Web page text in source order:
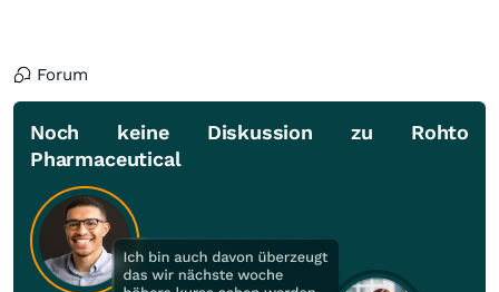
Forum
Noch keine Diskussion zu Rohto
Pharmaceutical